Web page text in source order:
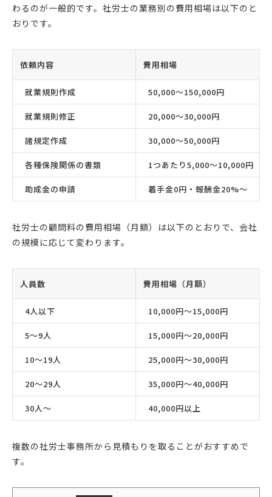
わるのが一般的です。社労士の業務別の費用相場は以下のと
おりです。
依頼内容 費用相場
就業規則作成 50,000〜150,000円
就業規則修正 20,000〜30,000円
諸規定作成 30,000〜50,000円
各種保険関係の書類 1つあたり5,000〜10,000円
助成金の申請 着手金0円・報酬金20%〜
社労士の顧問料の費用相場（月額）は以下のとおりで、会社
の規模に応じて変わります。
人員数 費用相場（月額）
4人以下 10,000円〜15,000円
5〜9人 15,000円〜20,000円
10〜19人 25,000円〜30,000円
20〜29人 35,000円〜40,000円
30人〜 40,000円以上
複数の社労士事務所から見積もりを取ることがおすすめで
す。